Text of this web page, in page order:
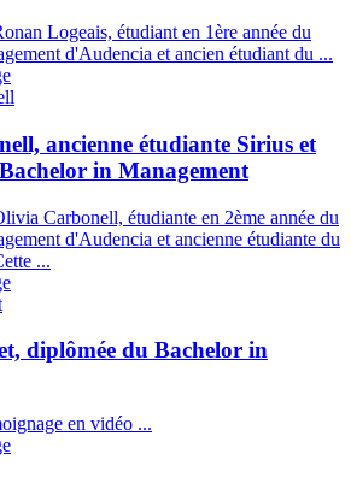
Logeais, étudiant en 1ère année du
d'Audencia et ancien étudiant du ...
ancienne étudiante Sirius et
in Management
Carbonell, étudiante en 2ème année du
d'Audencia et ancienne étudiante du
...
diplômée du Bachelor in
en vidéo ...